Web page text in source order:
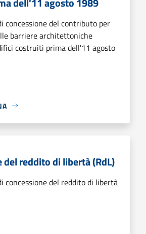
concessione del contributo per
barriere architettoniche
costruiti prima dell'11 agosto
del reddito di libertà (RdL)
concessione del reddito di libertà